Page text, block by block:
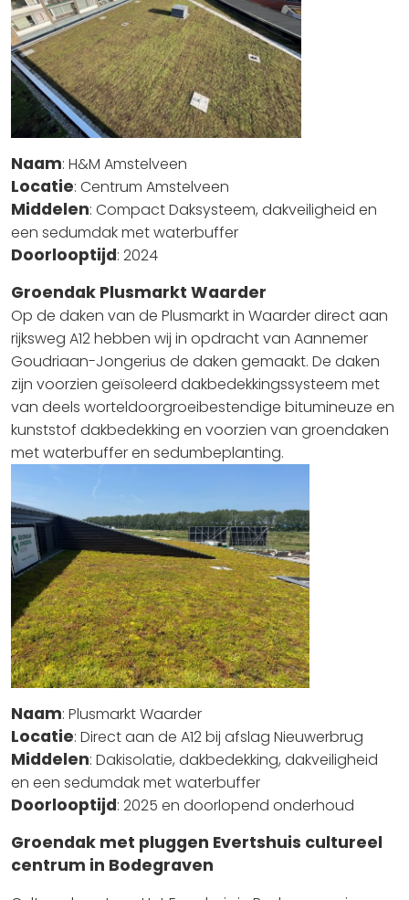
Naam: H&M Amstelveen
Locatie: Centrum Amstelveen
Middelen: Compact Daksysteem, dakveiligheid en
een sedumdak met waterbuffer
Doorlooptijd: 2024
Groendak Plusmarkt Waarder
Op de daken van de Plusmarkt in Waarder direct aan
rijksweg A12 hebben wij in opdracht van Aannemer
Goudriaan-Jongerius de daken gemaakt. De daken
zijn voorzien geïsoleerd dakbedekkingssysteem met
van deels worteldoorgroeibestendige bitumineuze en
kunststof dakbedekking en voorzien van groendaken
met waterbuffer en sedumbeplanting.
Naam: Plusmarkt Waarder
Locatie: Direct aan de A12 bij afslag Nieuwerbrug
Middelen: Dakisolatie, dakbedekking, dakveiligheid
en een sedumdak met waterbuffer
Doorlooptijd: 2025 en doorlopend onderhoud
Groendak met pluggen Evertshuis cultureel
centrum in Bodegraven